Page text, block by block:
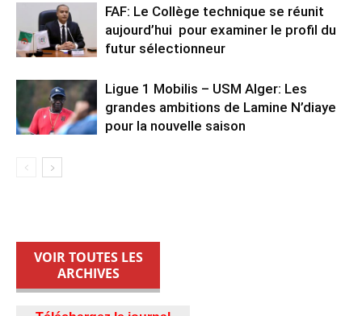
FAF: Le Collège technique se réunit
aujourd’hui pour examiner le profil du
futur sélectionneur
Ligue 1 Mobilis – USM Alger: Les
grandes ambitions de Lamine N’diaye
pour la nouvelle saison
VOIR TOUTES LES
ARCHIVES